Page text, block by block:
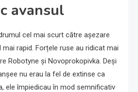
avansul
cel mai scurt către așezare
mai rapid. Forțele ruse au ridicat mai
Robotyne și Novoprokopivka. Deși
nu erau la fel de extinse ca
ele împiedicau în mod semnificativ